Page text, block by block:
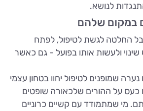
לנושא.
במקום שלהם
החלטה לגשת לטיפול, לפתח
ולעשות אותו בפועל - גם כאשר
שמופנים לטיפול יחוו בטחון עצמי
כעס על ההורים שלכאורה שופטים
מי שמתמודד עם קשיים כרוניים